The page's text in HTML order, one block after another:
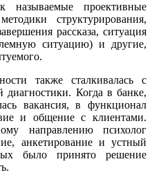
называемые проективные
структурирования,
рассказа, ситуация
ситуацию) и другие,
также сталкивалась с
диагностики. Когда в банке,
вакансия, в функционал
и общение с клиентами.
направлению психолог
анкетирование и устный
было принято решение